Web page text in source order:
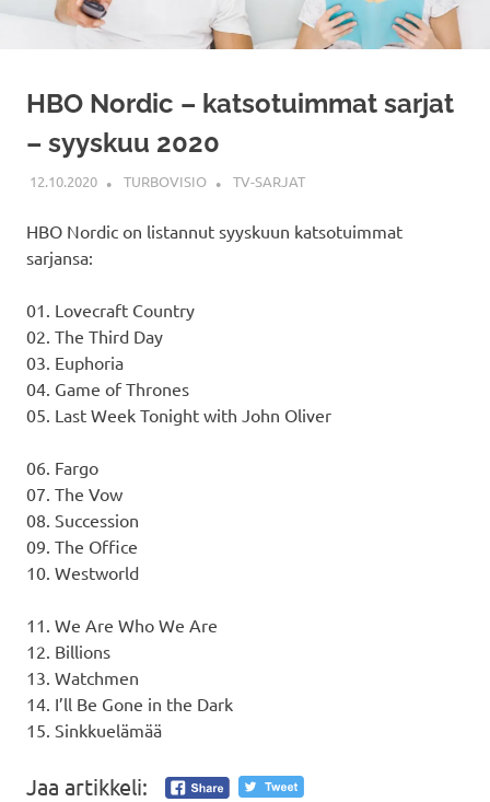
HBO Nordic – katsotuimmat sarjat
– syyskuu 2020
12.10.2020 TURBOVISIO TV-SARJAT
HBO Nordic on listannut syyskuun katsotuimmat
sarjansa:
01. Lovecraft Country
02. The Third Day
03. Euphoria
04. Game of Thrones
05. Last Week Tonight with John Oliver
06. Fargo
07. The Vow
08. Succession
09. The Office
10. Westworld
11. We Are Who We Are
12. Billions
13. Watchmen
14. I’ll Be Gone in the Dark
15. Sinkkuelämää
Jaa artikkeli: